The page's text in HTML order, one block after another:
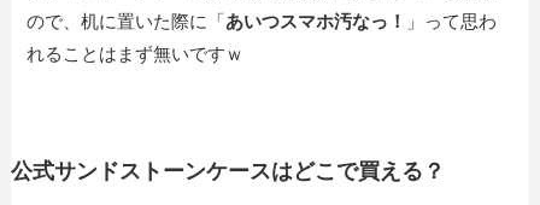
ので、机に置いた際に「あいつスマホ汚なっ！
」って思わ
れることはまず無いですｗ
公式サンドストーンケースはどこで買える？